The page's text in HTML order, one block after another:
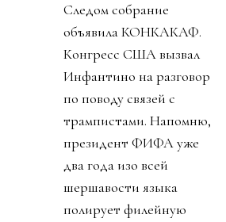
Следом собрание
объявила КОНКАКАФ.
Конгресс США вызвал
Инфантино на разговор
по поводу связей с
трампистами. Напомню,
президент ФИФА уже
два года изо всей
шершавости языка
полирует филейную